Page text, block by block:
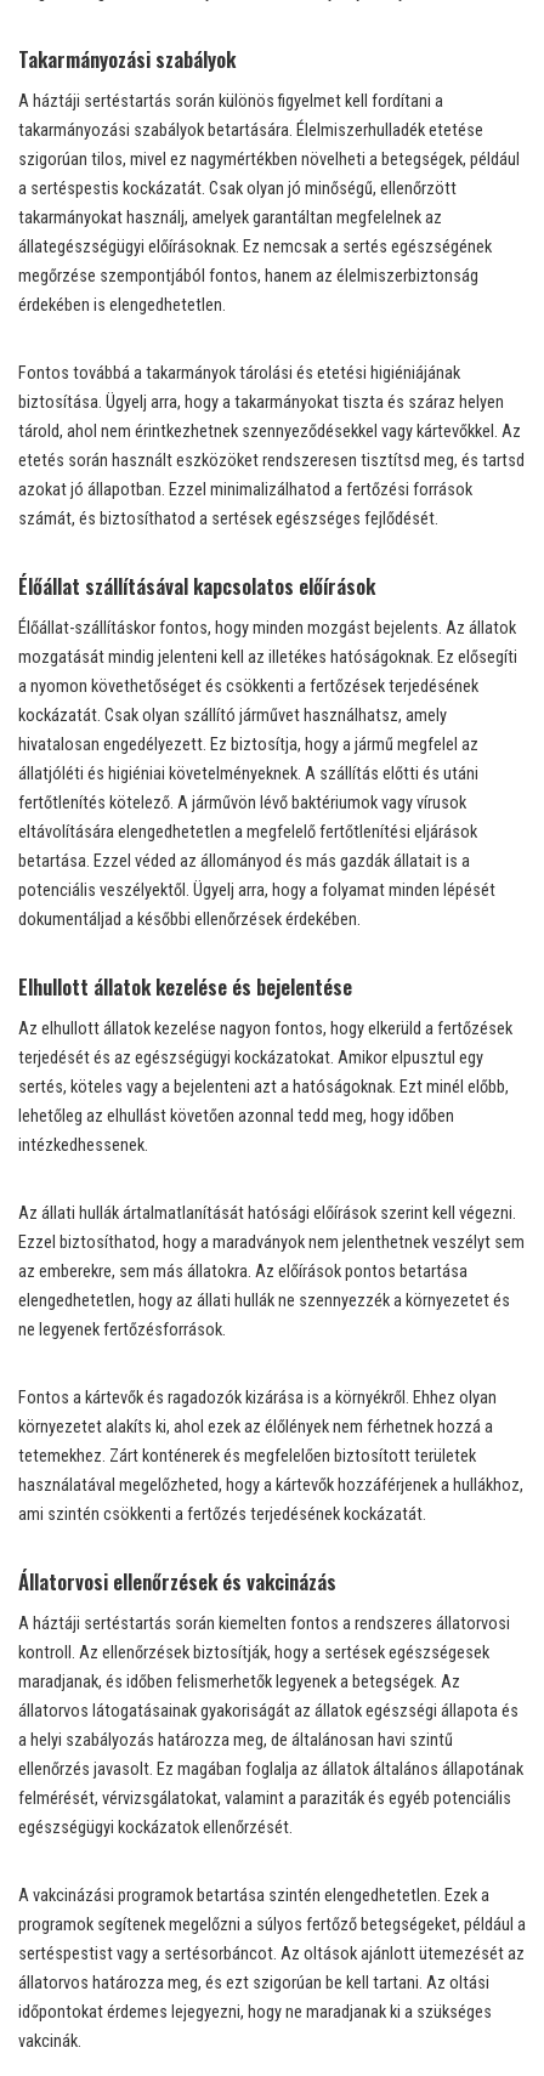
Takarmányozási szabályok
A háztáji sertéstartás során különös figyelmet kell fordítani a
takarmányozási szabályok betartására. Élelmiszerhulladék etetése
szigorúan tilos, mivel ez nagymértékben növelheti a betegségek, például
a sertéspestis kockázatát. Csak olyan jó minőségű, ellenőrzött
takarmányokat használj, amelyek garantáltan megfelelnek az
állategészségügyi előírásoknak. Ez nemcsak a sertés egészségének
megőrzése szempontjából fontos, hanem az élelmiszerbiztonság
érdekében is elengedhetetlen.
Fontos továbbá a takarmányok tárolási és etetési higiéniájának
biztosítása. Ügyelj arra, hogy a takarmányokat tiszta és száraz helyen
tárold, ahol nem érintkezhetnek szennyeződésekkel vagy kártevőkkel. Az
etetés során használt eszközöket rendszeresen tisztítsd meg, és tartsd
azokat jó állapotban. Ezzel minimalizálhatod a fertőzési források
számát, és biztosíthatod a sertések egészséges fejlődését.
Élőállat szállításával kapcsolatos előírások
Élőállat-szállításkor fontos, hogy minden mozgást bejelents. Az állatok
mozgatását mindig jelenteni kell az illetékes hatóságoknak. Ez elősegíti
a nyomon követhetőséget és csökkenti a fertőzések terjedésének
kockázatát. Csak olyan szállító járművet használhatsz, amely
hivatalosan engedélyezett. Ez biztosítja, hogy a jármű megfelel az
állatjóléti és higiéniai követelményeknek. A szállítás előtti és utáni
fertőtlenítés kötelező. A járművön lévő baktériumok vagy vírusok
eltávolítására elengedhetetlen a megfelelő fertőtlenítési eljárások
betartása. Ezzel véded az állományod és más gazdák állatait is a
potenciális veszélyektől. Ügyelj arra, hogy a folyamat minden lépését
dokumentáljad a későbbi ellenőrzések érdekében.
Elhullott állatok kezelése és bejelentése
Az elhullott állatok kezelése nagyon fontos, hogy elkerüld a fertőzések
terjedését és az egészségügyi kockázatokat. Amikor elpusztul egy
sertés, köteles vagy a bejelenteni azt a hatóságoknak. Ezt minél előbb,
lehetőleg az elhullást követően azonnal tedd meg, hogy időben
intézkedhessenek.
Az állati hullák ártalmatlanítását hatósági előírások szerint kell végezni.
Ezzel biztosíthatod, hogy a maradványok nem jelenthetnek veszélyt sem
az emberekre, sem más állatokra. Az előírások pontos betartása
elengedhetetlen, hogy az állati hullák ne szennyezzék a környezetet és
ne legyenek fertőzésforrások.
Fontos a kártevők és ragadozók kizárása is a környékről. Ehhez olyan
környezetet alakíts ki, ahol ezek az élőlények nem férhetnek hozzá a
tetemekhez. Zárt konténerek és megfelelően biztosított területek
használatával megelőzheted, hogy a kártevők hozzáférjenek a hullákhoz,
ami szintén csökkenti a fertőzés terjedésének kockázatát.
Állatorvosi ellenőrzések és vakcinázás
A háztáji sertéstartás során kiemelten fontos a rendszeres állatorvosi
kontroll. Az ellenőrzések biztosítják, hogy a sertések egészségesek
maradjanak, és időben felismerhetők legyenek a betegségek. Az
állatorvos látogatásainak gyakoriságát az állatok egészségi állapota és
a helyi szabályozás határozza meg, de általánosan havi szintű
ellenőrzés javasolt. Ez magában foglalja az állatok általános állapotának
felmérését, vérvizsgálatokat, valamint a paraziták és egyéb potenciális
egészségügyi kockázatok ellenőrzését.
A vakcinázási programok betartása szintén elengedhetetlen. Ezek a
programok segítenek megelőzni a súlyos fertőző betegségeket, például a
sertéspestist vagy a sertésorbáncot. Az oltások ajánlott ütemezését az
állatorvos határozza meg, és ezt szigorúan be kell tartani. Az oltási
időpontokat érdemes lejegyezni, hogy ne maradjanak ki a szükséges
vakcinák.